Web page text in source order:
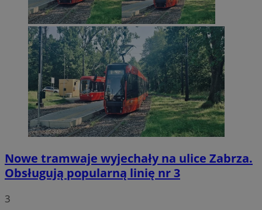
Nowe tramwaje wyjechały na ulice Zabrza.
Obsługują popularną linię nr 3
3